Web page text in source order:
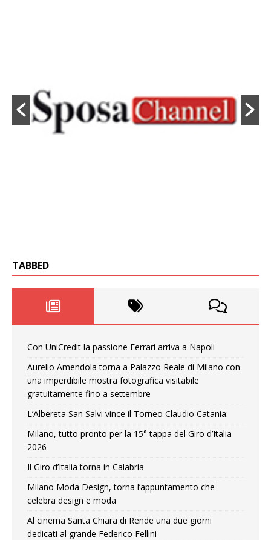
TABBED
Con UniCredit la passione Ferrari arriva a Napoli
Aurelio Amendola torna a Palazzo Reale di Milano con
una imperdibile mostra fotografica visitabile
gratuitamente fino a settembre
L’Albereta San Salvi vince il Torneo Claudio Catania:
Milano, tutto pronto per la 15° tappa del Giro d’Italia
2026
Il Giro d’Italia torna in Calabria
Milano Moda Design, torna l’appuntamento che
celebra design e moda
Al cinema Santa Chiara di Rende una due giorni
dedicati al grande Federico Fellini